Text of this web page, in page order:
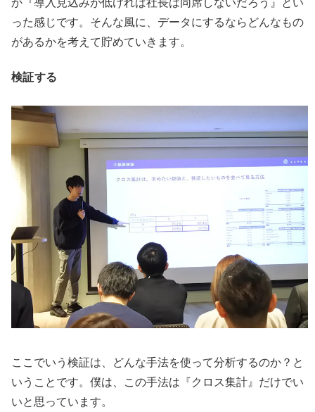
か『導入見込みが低ければ社長は同席しないだろう』とい
った感じです。そんな風に、データにするならどんなもの
があるかを考えて貯めていきます。
検証する
ここでいう検証は、どんな手法を使って分析するのか？と
いうことです。僕は、この手法は『クロス集計』だけでい
いと思っています。